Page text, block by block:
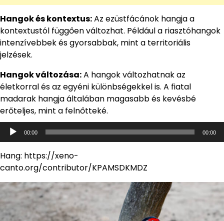
Hangok és kontextus:Az ezüstfácánok hangja a
kontextustól függően változhat. Például a riasztóhangok
intenzívebbek és gyorsabbak, mint a territoriális
jelzések.
Hangok változása:A hangok változhatnak az
életkorral és az egyéni különbségekkel is. A fiatal
madarak hangja általában magasabb és kevésbé
erőteljes, mint a felnőtteké.
Audió
lejátszó
00:00 00:00
Hang: https://xeno-
canto.org/contributor/KPAMSDKMDZ